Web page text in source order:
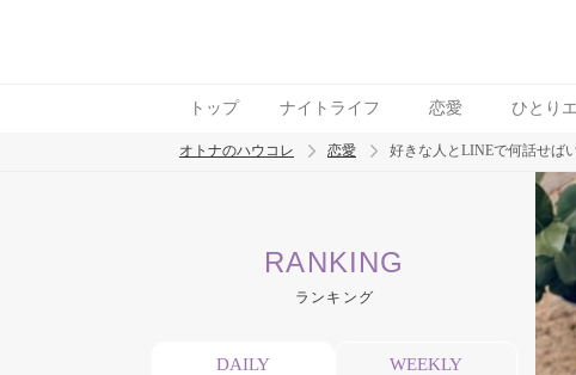
トップ ナイトライフ 恋愛 ひとり
トレンド ワード
オトナのハウコレ 恋愛 好きな人とLINEで何話せば
RANKING
ランキング
DAILY WEEKLY